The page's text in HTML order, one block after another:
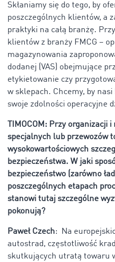
Skłaniamy się do tego, by
poszczególnych klientów, a
praktyki na całą branżę.
klientów z branży FMCG –
magazynowania
dodanej (VAS) obejmujące
etykietowanie czy
w sklepach. Chcemy, by
swoje zdolności operacyjne
TIMOCOM: Przy
specjalnych lub przewozów
wysokowartościowych
bezpieczeństwa. W jaki
bezpieczeństwo (zarówno
poszczególnych etapach
stanowi tutaj szczególne
pokonują?
Paweł Czech: Na
autostrad, częstotliwość
skutkujących utratą towaru